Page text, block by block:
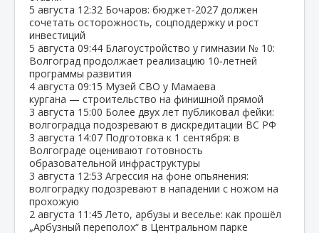
5 августа 12:32 Бочаров: бюджет‑2027 должен
сочетать осторожность, соцподдержку и рост
инвестиций
5 августа 09:44 Благоустройство у гимназии № 10:
Волгоград продолжает реализацию 10‑летней
программы развития
4 августа 09:15 Музей СВО у Мамаева
кургана — строительство на финишной прямой
3 августа 15:00 Более двух лет публиковал фейки:
волгоградца подозревают в дискредитации ВС РФ
3 августа 14:07 Подготовка к 1 сентября: в
Волгограде оценивают готовность
образовательной инфраструктуры
3 августа 12:53 Агрессия на фоне опьянения:
волгоградку подозревают в нападении с ножом на
прохожую
2 августа 11:45 Лето, арбузы и веселье: как прошёл
„Арбузный переполох“ в Центральном парке